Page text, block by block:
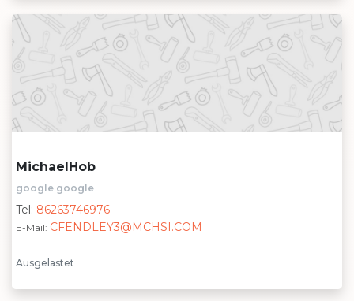
MichaelHob
google google
Tel: 86263746976
E-Mail: CFENDLEY3@MCHSI.COM
Ausgelastet